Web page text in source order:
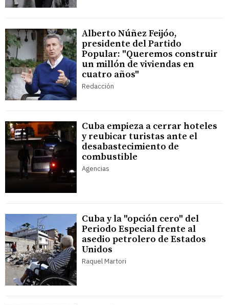
Alberto Núñez Feijóo,
presidente del Partido
Popular: "Queremos construir
un millón de viviendas en
cuatro años"
Redacción
Cuba empieza a cerrar hoteles
y reubicar turistas ante el
desabastecimiento de
combustible
Agencias
Cuba y la "opción cero" del
Periodo Especial frente al
asedio petrolero de Estados
Unidos
Raquel Martori